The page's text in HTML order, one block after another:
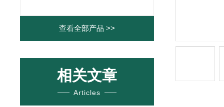
查看全部产品 >>
相关文章
Articles